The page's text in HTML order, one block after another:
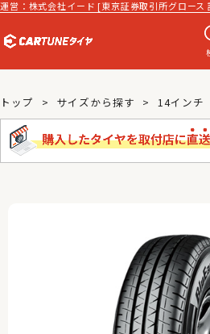
運営：株式会社イード [東京証券取引所グロース
トップ サイズから探す 14インチ